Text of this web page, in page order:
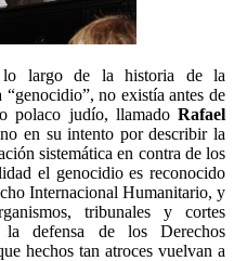
lo largo de la historia de la
no existía antes de
polaco judío, llamado Rafael
en su intento por describir la
sistemática en contra de los
el genocidio es reconocido
Internacional Humanitario, y
tribunales y cortes
la defensa de los Derechos
hechos tan atroces vuelvan a